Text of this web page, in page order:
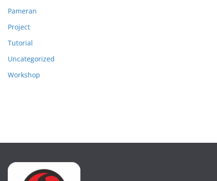
Pameran
Project
Tutorial
Uncategorized
Workshop